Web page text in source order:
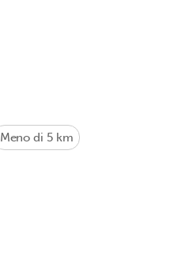
Meno di 5 km